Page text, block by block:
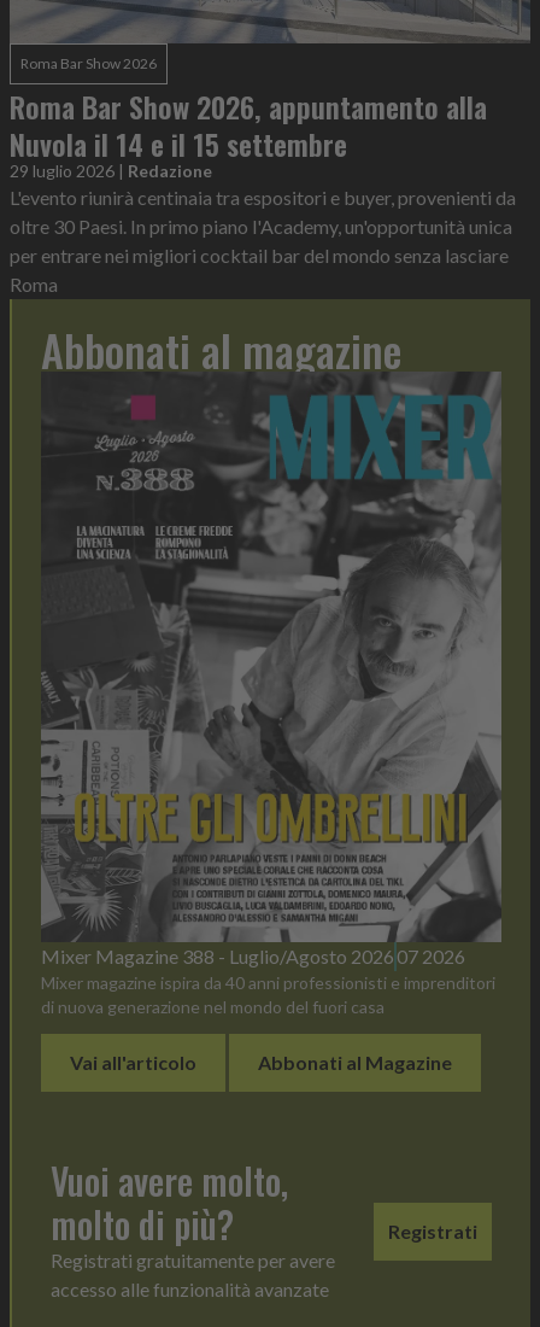
Roma Bar Show 2026
Roma Bar Show 2026, appuntamento alla
Nuvola il 14 e il 15 settembre
29 luglio 2026 | Redazione
L'evento riunirà centinaia tra espositori e buyer, provenienti da
oltre 30 Paesi. In primo piano l'Academy, un'opportunità unica
per entrare nei migliori cocktail bar del mondo senza lasciare
Roma
Abbonati al magazine
Mixer Magazine 388 - Luglio/Agosto 2026 07 2026
Mixer magazine ispira da 40 anni professionisti e imprenditori
di nuova generazione nel mondo del fuori casa
Vai all'articolo Abbonati al Magazine
Vuoi avere molto,
molto di più?
Registrati gratuitamente per avere
accesso alle funzionalità avanzate
Registrati